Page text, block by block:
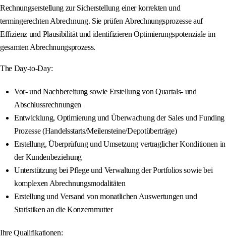
Rechnungserstellung zur Sicherstellung einer korrekten und
termingerechten Abrechnung. Sie prüfen Abrechnungsprozesse auf
Effizienz und Plausibilität und identifizieren Optimierungspotenziale im
gesamten Abrechnungsprozess.
The Day-to-Day:
Vor- und Nachbereitung sowie Erstellung von Quartals- und
Abschlussrechnungen
Entwicklung, Optimierung und Überwachung der Sales und Funding
Prozesse (Handelsstarts/Meilensteine/Depotüberträge)
Erstellung, Überprüfung und Umsetzung vertraglicher Konditionen in
der Kundenbeziehung
Unterstützung bei Pflege und Verwaltung der Portfolios sowie bei
komplexen Abrechnungsmodalitäten
Erstellung und Versand von monatlichen Auswertungen und
Statistiken an die Konzernmutter
Ihre Qualifikationen: